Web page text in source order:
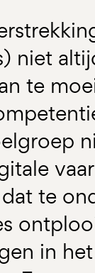
niet
te
te
in